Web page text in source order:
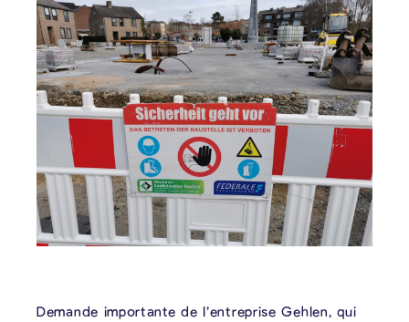
Demande importante de l’entreprise Gehlen, qui